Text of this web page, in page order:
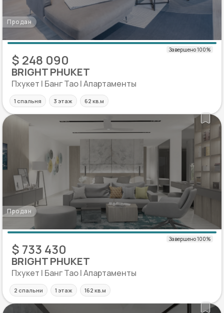
Продан
$ 248 090
BRIGHT PHUKET
Пхукет | Банг Тао | Апартаменты
1 спальня 3 этаж 62 кв.м
Продан
$ 733 430
BRIGHT PHUKET
Пхукет | Банг Тао | Апартаменты
2 спальни 1 этаж 162 кв.м